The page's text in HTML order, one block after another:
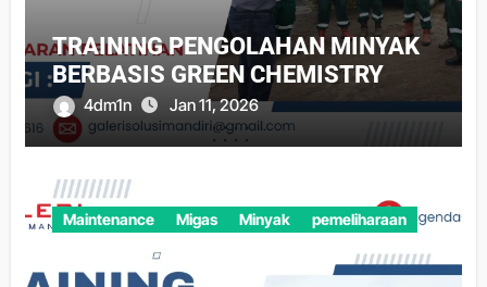
TRAINING PENGOLAHAN MINYAK
BERBASIS GREEN CHEMISTRY
4dm1n Jan 11, 2026
Maintenance Migas Minyak pemeliharaan